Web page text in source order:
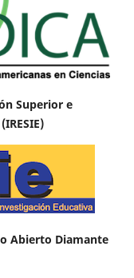
Superior e
Abierto Diamante